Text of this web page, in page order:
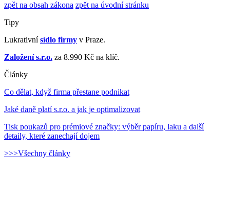
zpět na obsah zákona zpět na úvodní stránku
Tipy
Lukrativnísídlo firmy v Praze.
Založení s.r.o. za 8.990 Kč na klíč.
Články
Co dělat, když firma přestane podnikat
Jaké daně platí s.r.o. a jak je optimalizovat
Tisk poukazů pro prémiové značky: výběr papíru, laku a další
detaily, které zanechají dojem
>>>Všechny články